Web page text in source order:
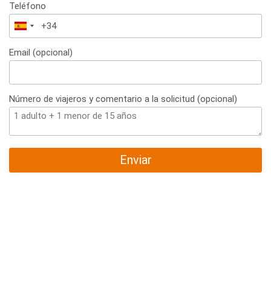
Teléfono
España
+34
Email (opcional)
Número de viajeros y comentario a la solicitud (opcional)
Enviar